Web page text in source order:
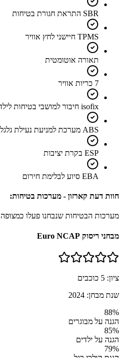
SBR התראת חגורת בטיחות
TPMS חיישני לחץ אוויר
תאורה אוטומטית
7 כריות אוויר
isofix חיבור למושבי בטיחות לילדים
ABS מערכת למניעת נעילת גלגלים
ESP בקרת יציבות
EBA סיוע לבלימת חירום
חוות דעת קארזון - מערכות בטיחות:
מערכות הבטיחות שנבחנו פעלו כמצופה
מבחני ריסוק Euro NCAP
ציון: 5 כוכבים
שנת מבחן: 2024
88%
הגנה על מבוגרים
85%
הגנה על ילדים
79%